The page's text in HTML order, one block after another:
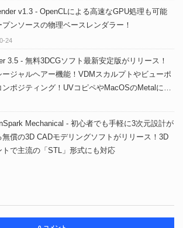
v1.3 - OpenCLによる高速なGPU処理も可能
プンソースの物理ベースレンダラー！
24
3.5 - 無料3DCGソフト最新安定版がリリース！
ージャルヘアー機能！VDMスカルプトやビューポ
ンポジティング！UVコピペやMacOSのMetalによ
Mechanical - 初心者でも手軽に3次元設計が
無償の3D CADモデリングソフトがリリース！3D
トで主流の「STL」形式にも対応